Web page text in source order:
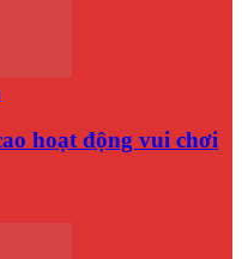
hoạt động vui chơi